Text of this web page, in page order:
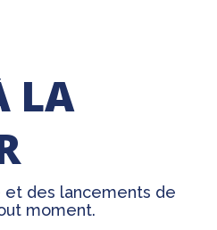
LA
des lancements de
moment.